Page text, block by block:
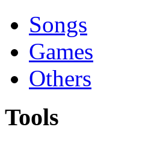
Songs
Games
Others
Tools